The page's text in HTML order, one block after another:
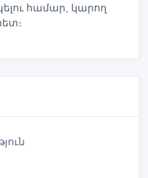
համար, կարող